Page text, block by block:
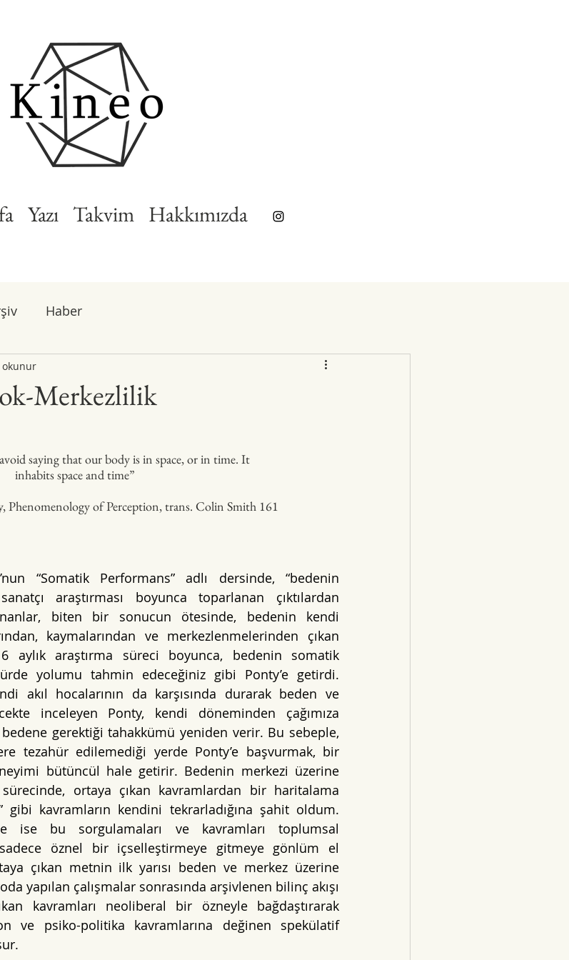
Yazı Takvim Hakkımızda
Haber
Merkezlilik
okunur
saying that our body is in space, or in time. It
inhabits space and time”
Phenomenology of Perception, trans. Colin Smith 161
“Somatik Performans” adlı dersinde, “bedenin
araştırması boyunca toparlanan çıktılardan
biten bir sonucun ötesinde, bedenin kendi
kaymalarından ve merkezlenmelerinden çıkan
aylık araştırma süreci boyunca, bedenin somatik
yolumu tahmin edeceğiniz gibi Ponty’e getirdi.
akıl hocalarının da karşısında durarak beden ve
inceleyen Ponty, kendi döneminden çağımıza
gerektiği tahakkümü yeniden verir. Bu sebeple,
tezahür edilemediği yerde Ponty’e başvurmak, bir
bütüncül hale getirir. Bedenin merkezi üzerine
sürecinde, ortaya çıkan kavramlardan bir haritalama
gibi kavramların kendini tekrarladığına şahit oldum.
ise bu sorgulamaları ve kavramları toplumsal
sadece öznel bir içselleştirmeye gitmeye gönlüm el
çıkan metnin ilk yarısı beden ve merkez üzerine
yapılan çalışmalar sonrasında arşivlenen bilinç akışı
kavramları neoliberal bir özneyle bağdaştırarak
ve psiko-politika kavramlarına değinen spekülatif